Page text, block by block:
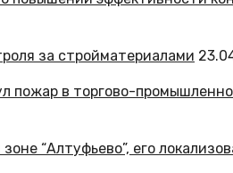
за стройматериалами
“Алтуфьево”, его